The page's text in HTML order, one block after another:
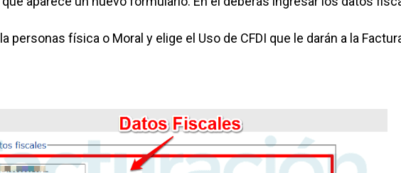
personas física o Moral y elige el Uso de CFDI que le darán a la